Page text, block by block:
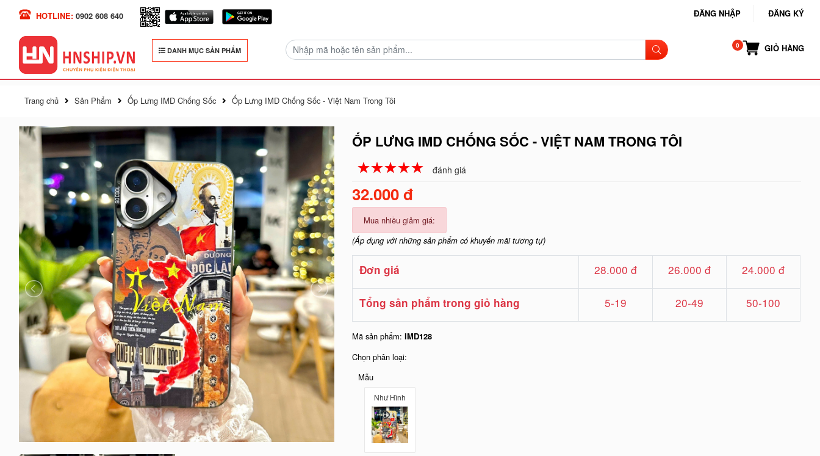
HOTLINE: 0902 608 640 ĐĂNG NHẬP ĐĂNG KÝ
DANH MỤC SẢN PHẨM GIỎ HÀNG
Trang chủ Sản Phẩm Ốp Lưng IMD Chống Sốc Ốp Lưng IMD Chống Sốc - Việt Nam Trong Tôi
ỐP LƯNG IMD CHỐNG SỐC - VIỆT NAM TRONG TÔI
☆☆☆☆☆
★★★★★ đánh giá
32.000 đ
Mua nhiều giảm giá:
(Áp dụng với những sản phẩm có khuyến mãi tương tự)
Đơn giá 28.000 đ 26.000 đ 24.000 đ
Tổng sản phẩm trong giỏ hàng 5-19 20-49 50-100
Mã sản phẩm:IMD128
Chọn phân loại:
Mẫu
Như Hình